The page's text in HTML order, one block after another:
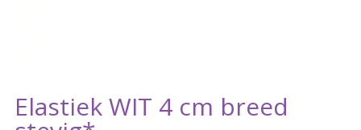
Elastiek WIT 4 cm breed